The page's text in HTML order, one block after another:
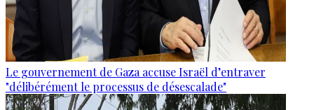
Le gouvernement de Gaza accuse Israël d’entraver
"délibérément le processus de désescalade"